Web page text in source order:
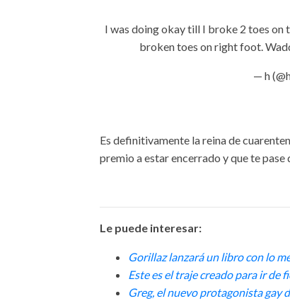
I was doing okay till I broke 2 toes on
broken toes on right foot.
— h
Es definitivamente la reina de
premio a estar encerrado y que te pase
Le puede interesar:
Gorillaz lanzará un libro con lo
Este es el traje creado para ir de
Greg, el nuevo protagonista gay